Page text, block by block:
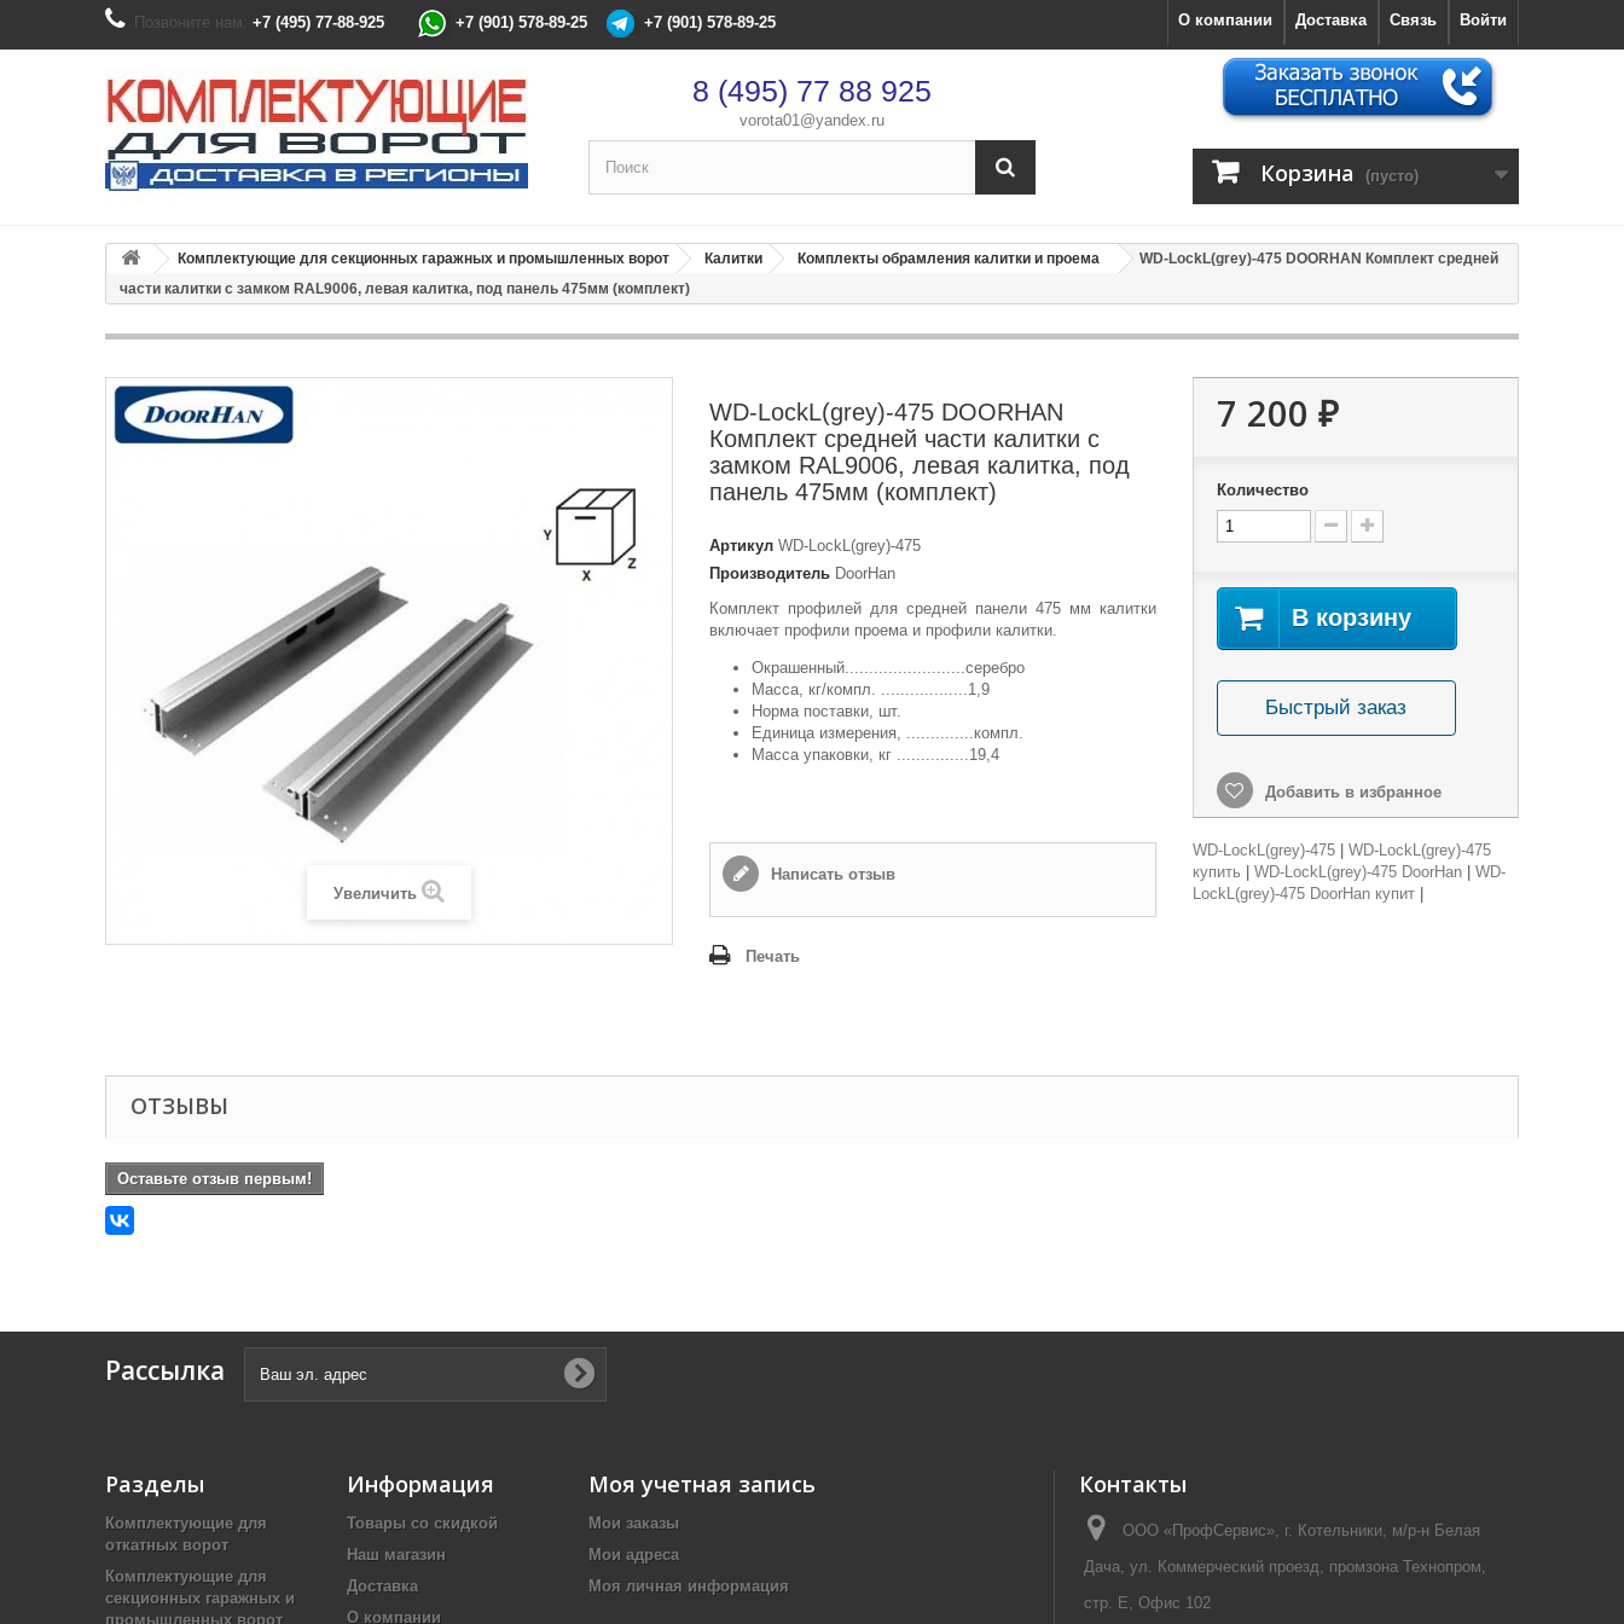
Позвоните нам: +7 (495) 77-88-925 +7 (901) 578-89-25 +7 (901) 578-89-25 Войти
Связь
Доставка
О компании
8 (495) 77 88 925
vorota01@yandex.ru
Корзина (пусто)
Комплектующие для секционных гаражных и промышленных ворот Калитки Комплекты обрамления калитки и проема
WD-LockL(grey)-475 DOORHAN Комплект средней
части калитки с замком RAL9006, левая калитка, под панель 475мм (комплект)
Увеличить
WD-LockL(grey)-475 DOORHAN
Комплект средней части калитки с
замком RAL9006, левая калитка, под
панель 475мм (комплект)
Артикул WD-LockL(grey)-475
Производитель DoorHan
Комплект профилей для средней панели 475 мм калитки
включает профили проема и профили калитки.
Окрашенный.........................серебро
Масса, кг/компл. ..................1,9
Норма поставки, шт.
Единица измерения, ..............компл.
Масса упаковки, кг ...............19,4
Написать отзыв
Печать
7 200 ₽
Количество
В корзину
Быстрый заказ
Добавить в избранное
WD-LockL(grey)-475| WD-LockL(grey)-475
купить
WD-LockL(grey)-475 DoorHan| WD-
LockL(grey)-475 DoorHan купит|
ОТЗЫВЫ
Оставьте отзыв первым!
Рассылка
Разделы
Комплектующие для
откатных ворот
Комплектующие для
секционных гаражных и
промышленных ворот
Информация
Товары со скидкой
Наш магазин
Доставка
О компании
Моя учетная запись
Мои заказы
Мои адреса
Моя личная информация
Контакты
ООО «ПрофСервис», г. Котельники, м/р-н Белая
Дача, ул. Коммерческий проезд, промзона Технопром,
стр. Е, Офис 102
После оформления заказа с вами свяжется менеджер
Имя*
Email
Способ доставки*
Время доставки: стоимость доставки по тарифам СДЭК
оплачивается при получении